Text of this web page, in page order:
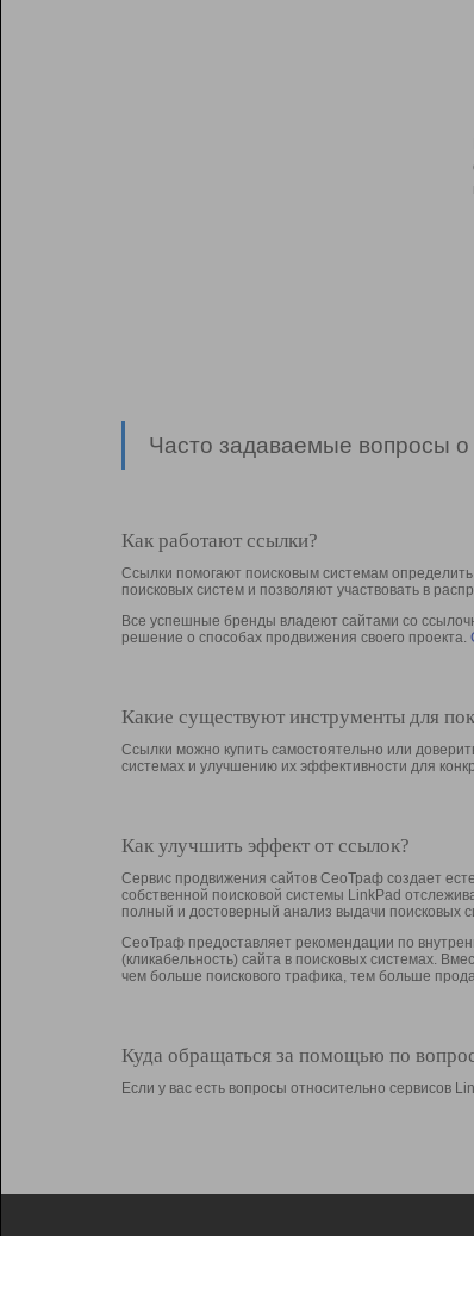
Часто задаваемые вопросы о
Как работают ссылки?
Ссылки помогают поисковым системам
поисковых систем и позволяют участвовать в
Все успешные бренды владеют сайтами со
решение о способах продвижения своего проекта.
Какие существуют инструменты для
Ссылки можно купить самостоятельно или
системах и улучшению их эффективности для
Как улучшить эффект от ссылок?
Сервис продвижения сайтов СеоТраф создает
собственной поисковой системы LinkPad
полный и достоверный анализ выдачи поисковых
СеоТраф предоставляет рекомендации по
(кликабельность) сайта в поисковых системах.
чем больше поискового трафика, тем больше
Куда обращаться за помощью по
Если у вас есть вопросы относительно сервисов